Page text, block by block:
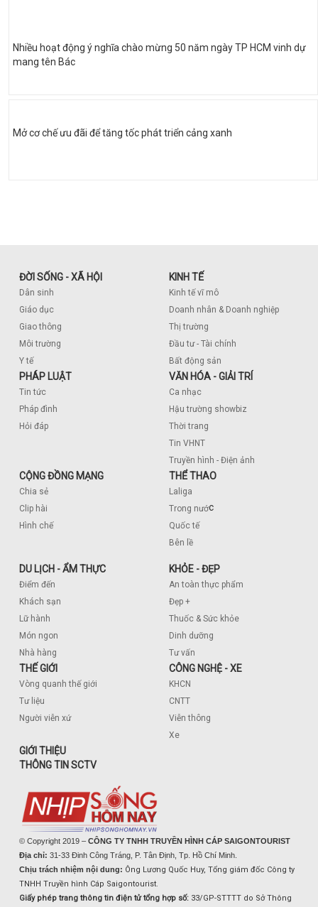
Nhiều hoạt động ý nghĩa chào mừng 50 năm ngày TP HCM vinh dự
mang tên Bác
Mở cơ chế ưu đãi để tăng tốc phát triển cảng xanh
ĐỜI SỐNG - XÃ HỘI
Dân sinh
Giáo dục
Giao thông
Môi trường
Y tế
KINH TẾ
Kinh tế vĩ mô
Doanh nhân & Doanh nghiệp
Thị trường
Đầu tư - Tài chính
Bất động sản
PHÁP LUẬT
Tin tức
Pháp đình
Hỏi đáp
VĂN HÓA - GIẢI TRÍ
Ca nhạc
Hậu trường showbiz
Thời trang
Tin VHNT
Truyền hình - Điện ảnh
CỘNG ĐỒNG MẠNG
Chia sẻ
Clip hài
Hình chế
THỂ THAO
Laliga
Trong nước
Quốc tế
Bên lề
DU LỊCH - ẨM THỰC
Điểm đến
Khách sạn
Lữ hành
Món ngon
Nhà hàng
KHỎE - ĐẸP
An toàn thực phẩm
Đẹp +
Thuốc & Sức khỏe
Dinh dưỡng
Tư vấn
THẾ GIỚI
Vòng quanh thế giới
Tư liệu
Người viễn xứ
CÔNG NGHỆ - XE
KHCN
CNTT
Viễn thông
Xe
GIỚI THIỆU
THÔNG TIN SCTV
© Copyright 2019 – CÔNG TY TNHH TRUYỀN HÌNH CÁP SAIGONTOURIST
Địa chỉ: 31-33 Đinh Công Tráng, P. Tân Định, Tp. Hồ Chí Minh.
Chịu trách nhiệm nội dung: Ông Lương Quốc Huy, Tổng giám đốc Công ty
TNHH Truyền hình Cáp Saigontourist.
Giấy phép trang thông tin điện tử tổng hợp số: 33/GP-STTTT do Sở Thông